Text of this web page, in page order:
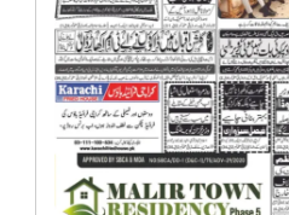
انٹرٹینمنٹ
صحت
قومی
خبریں